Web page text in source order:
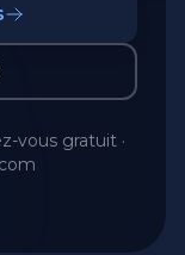
vous gratuit ·